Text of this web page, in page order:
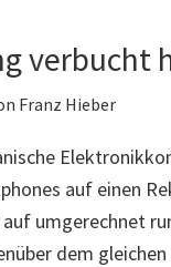
verbucht
Franz Hieber
auf einen
umgerechnet
dem